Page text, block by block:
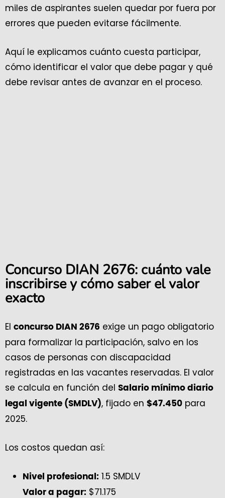
miles de aspirantes suelen quedar por fuera por
errores que pueden evitarse fácilmente.
Aquí le explicamos cuánto cuesta participar,
cómo identificar el valor que debe pagar y qué
debe revisar antes de avanzar en el proceso.
Concurso DIAN 2676: cuánto vale
inscribirse y cómo saber el valor
exacto
El concurso DIAN 2676 exige un pago obligatorio
para formalizar la participación, salvo en los
casos de personas con discapacidad
registradas en las vacantes reservadas. El valor
se calcula en función del Salario mínimo diario
legal vigente (SMDLV), fijado en $47.450 para
2025.
Los costos quedan así:
Nivel profesional: 1.5 SMDLV
Valor a pagar: $71.175